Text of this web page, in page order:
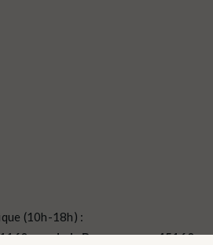
(10h-18h) :
rue de la Bergeresse - 45160